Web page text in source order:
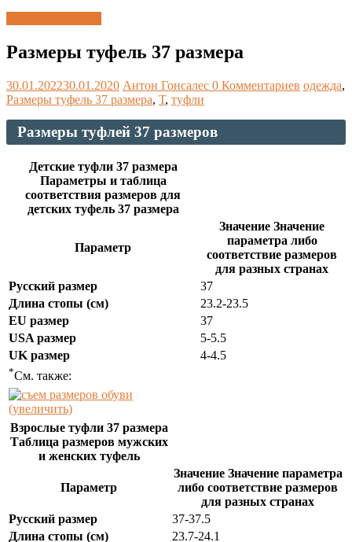
Размеры туфель 37 размера
30.01.202230.01.2020 Антон Гонсалес 0 Комментариев одежда,
Размеры туфель 37 размера, Т, туфли
Размеры туфлей 37 размеров
Детские туфли 37 размера
Параметры и таблица
соответствия размеров для
детских туфель 37 размера
Параметр
Значение Значение
параметра либо
соответствие размеров
для разных странах
Русский размер
37
Длина стопы (см)
23.2-23.5
EU размер
37
USA размер
5-5.5
UK размер
4-4.5
*См. также:
(увеличить)
Взрослые туфли 37 размера
Таблица размеров мужских
и женских туфель
Параметр
Значение Значение параметра
либо соответствие размеров
для разных странах
Русский размер
37-37.5
Длина стопы (см)
23.7-24.1